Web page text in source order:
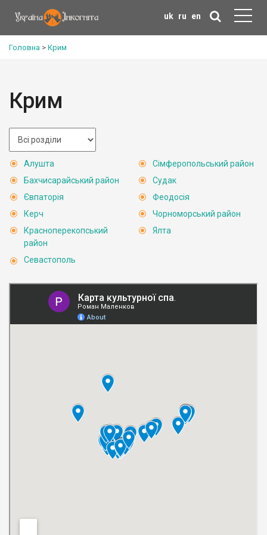
uk ru en
Головна > Крим
Крим
Алушта
Бахчисарайський район
Євпаторія
Керч
Красноперекопський
район
Севастополь
Сімферопольський район
Судак
Феодосія
Чорноморський район
Ялта